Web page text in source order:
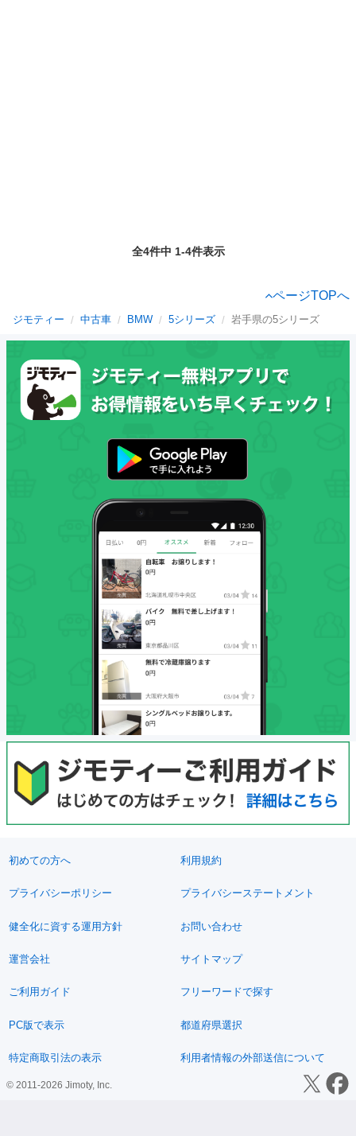
全4件中 1-4件表示
ページTOPへ
ジモティー 中古車 BMW 5シリーズ 岩手県の5シリーズ
初めての方へ 利用規約
プライバシーポリシー プライバシーステートメント
健全化に資する運用方針 お問い合わせ
運営会社 サイトマップ
ご利用ガイド フリーワードで探す
PC版で表示 都道府県選択
特定商取引法の表示 利用者情報の外部送信について
© 2011-2026 Jimoty, Inc.